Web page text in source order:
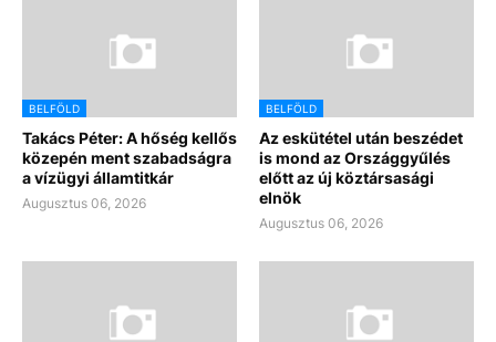
BELFÖLD
Takács Péter: A hőség kellős
közepén ment szabadságra
a vízügyi államtitkár
Augusztus 06, 2026
BELFÖLD
Az eskütétel után beszédet
is mond az Országgyűlés
előtt az új köztársasági
elnök
Augusztus 06, 2026